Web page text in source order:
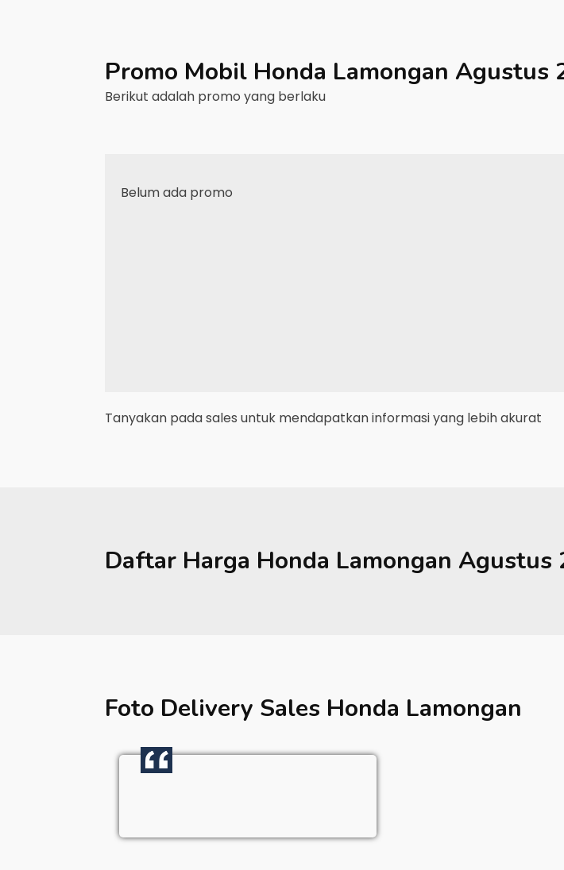
Promo Mobil Honda Lamongan Agustus
Berikut adalah promo yang berlaku
Belum ada promo
Tanyakan pada sales untuk mendapatkan informasi yang lebih akurat
Daftar Harga Honda Lamongan Agustus
Foto Delivery Sales Honda Lamongan